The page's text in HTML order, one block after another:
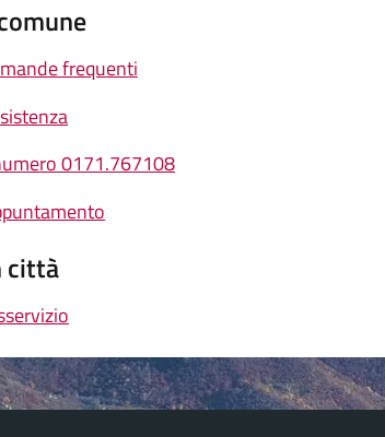
frequenti
0171.767108
città